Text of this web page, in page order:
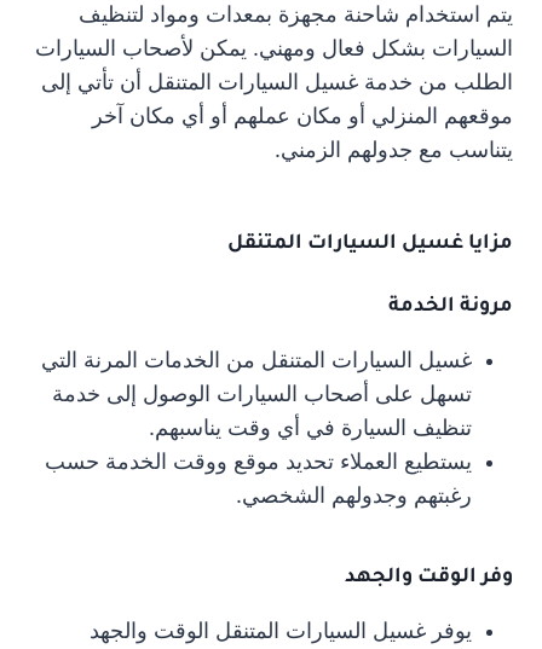
يتم استخدام شاحنة مجهزة بمعدات ومواد لتنظيف
السيارات بشكل فعال ومهني. يمكن لأصحاب السيارات
الطلب من خدمة غسيل السيارات المتنقل أن تأتي إلى
موقعهم المنزلي أو مكان عملهم أو أي مكان آخر
يتناسب مع جدولهم الزمني.
مزايا غسيل السيارات المتنقل
مرونة الخدمة
غسيل السيارات المتنقل من الخدمات المرنة التي
تسهل على أصحاب السيارات الوصول إلى خدمة
تنظيف السيارة في أي وقت يناسبهم.
يستطيع العملاء تحديد موقع ووقت الخدمة حسب
رغبتهم وجدولهم الشخصي.
وفر الوقت والجهد
يوفر غسيل السيارات المتنقل الوقت والجهد